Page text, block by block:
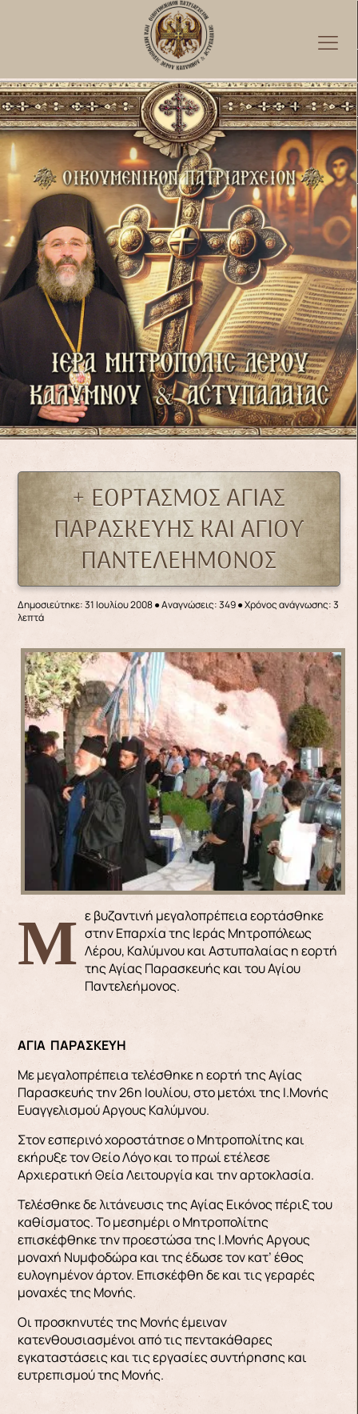
+ ΕΟΡΤΑΣΜΟΣ ΑΓΙΑΣ
ΠΑΡΑΣΚΕΥΗΣ ΚΑΙ ΑΓΙΟΥ
ΠΑΝΤΕΛΕΗΜΟΝΟΣ
Δημοσιεύτηκε: 31 Ιουλίου 2008●Αναγνώσεις: 349● Χρόνος ανάγνωσης: 3
λεπτά
Με βυζαντινή μεγαλοπρέπεια εορτάσθηκε στην Επαρχία της Ιεράς Μητροπόλεως
Λέρου, Καλύμνου και Αστυπαλαίας η εορτή
της Αγίας Παρασκευής και του Αγίου
Παντελεήμονος.
ΑΓΙΑ ΠΑΡΑΣΚΕΥΗ
Με μεγαλοπρέπεια τελέσθηκε η εορτή της Αγίας
Παρασκευής την 26η Ιουλίου, στο μετόχι της Ι.Μονής
Ευαγγελισμού Aργους Καλύμνου.
Στον εσπερινό χοροστάτησε ο Μητροπολίτης και
εκήρυξε τον Θείο Λόγο και το πρωί ετέλεσε
Αρχιερατική Θεία Λειτουργία και την αρτοκλασία.
Τελέσθηκε δε λιτάνευσις της Αγίας Εικόνος πέριξ του
καθίσματος. Το μεσημέρι ο Μητροπολίτης
επισκέφθηκε την προεστώσα της Ι.Μονής Aργους
μοναχή Νυμφοδώρα και της έδωσε τον κατ’ έθος
ευλογημένον άρτον. Επισκέφθη δε και τις γεραρές
μοναχές της Μονής.
Οι προσκηνυτές της Μονής έμειναν
κατενθουσιασμένοι από τις πεντακάθαρες
εγκαταστάσεις και τις εργασίες συντήρησης και
ευτρεπισμού της Μονής.